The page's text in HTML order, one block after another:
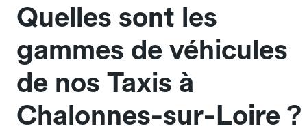
Quelles sont les
gammes de véhicules
de nos Taxis à
Chalonnes-sur-Loire ?